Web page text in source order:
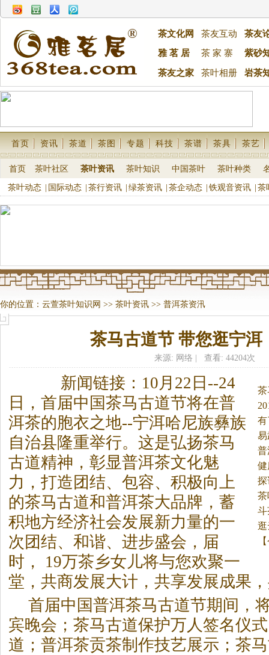
茶文化网 茶友互动
茶友
雅 茗 居
茶 家 寨 紫砂
茶友之家 茶叶相册 岩茶
首页 资讯 茶道 茶图 专题 科技 茶谱 茶具 茶艺
首页 茶叶社区 茶叶资讯 茶叶知识 中国茶叶 茶叶种类
茶叶动态 国际动态 茶行资讯 绿茶资讯 茶企动态 铁观音资讯 茶
你的位置： 云萱茶叶知识网 >> 茶叶资讯 >> 普洱茶资汛
茶马古道节 带您逛宁洱
来源: 网络 | 查看: 44204次
分
岛
探
店
新闻链接：10月22日--24
日，首届中国茶马古道节将在普
洱茶的胞衣之地--宁洱哈尼族彝族
自治县隆重举行。 这是弘扬茶马
古道精神，彰显普洱茶文化魅
力，打造团结、包容、积极向上
的茶马古道和普洱茶大品牌，蓄
积地方经济社会发展新力量的一
次团结、和谐、进步盛会，届
时， 19万茶乡女儿将与您欢聚一
堂，共商发展大计，共享发展成果
首届中国普洱茶马古道节期间，
宾晚会； 茶马古道保护万人签名仪
道；普洱茶贡茶制作技艺展示； 茶